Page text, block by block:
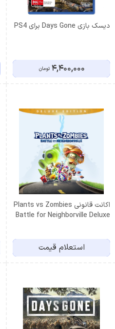
دیسک بازی Days Gone برای PS4
4,400,000 تومان
اکانت قانونی Plants vs Zombies
Battle for Neighborville Deluxe
استعلام قیمت